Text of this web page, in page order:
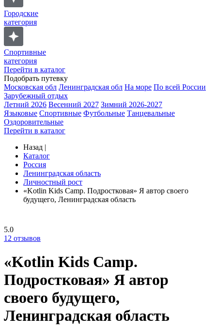
Городские
категория
Спортивные
категория
Перейти в каталог
Подобрать путевку
Московская обл Ленинградская обл На море По всей России
Зарубежный отдых
Летний 2026 Весенний 2027 Зимний 2026-2027
Языковые Спортивные Футбольные Танцевальные
Оздоровительные
Перейти в каталог
Назад |
Каталог
Россия
Ленинградская область
Личностный рост
«Kotlin Kids Camp. Подростковая» Я автор своего
будущего, Ленинградская область
5.0
12 отзывов
«Kotlin Kids Camp.
Подростковая» Я автор
своего будущего,
Ленинградская область